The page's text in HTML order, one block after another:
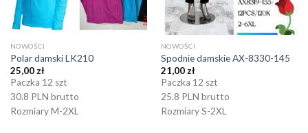
NOWOŚCI
Polar damski LK210
25,00 zł
Paczka 12 szt
30.8 PLN brutto
Rozmiary M-2XL
NOWOŚCI
Spodnie damskie AX-8330-145
21,00 zł
Paczka 12 szt
25.8 PLN brutto
Rozmiary S-2XL